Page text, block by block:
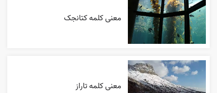
معنی کلمه کتانجک
معنی کلمه تاراز